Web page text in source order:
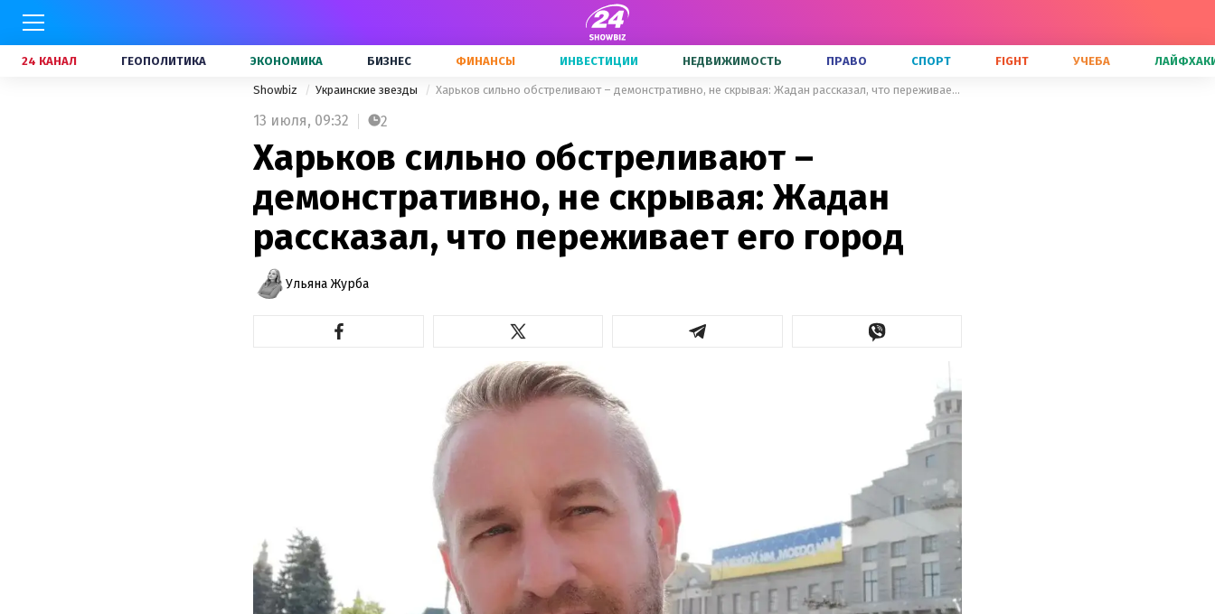
24 КАНАЛ ГЕОПОЛИТИКА ЭКОНОМИКА БИЗНЕС ФИНАНСЫ ИНВЕСТИЦИИ НЕДВИЖИМОСТЬ ПРАВО СПОРТ FIGHT УЧЕБА
Showbiz Украинские звезды Харьков сильно обстреливают – демонстративно, не скрывая: Жадан рассказал, что переживает его город
13 июля, 09:32 2
Харьков сильно обстреливают –
демонстративно, не скрывая: Жадан
рассказал, что переживает его город
Ульяна Журба